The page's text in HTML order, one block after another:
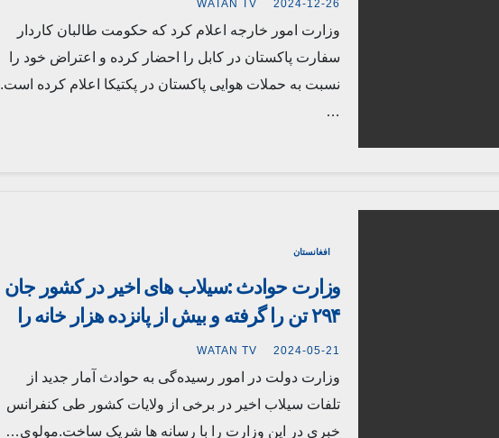
2024-12-26
WATAN TV
وزارت امور خارجه اعلام کرد که حکومت طالبان کاردار
سفارت پاکستان در کابل را احضار کرده و اعتراض خود را
نسبت به حملات هوایی پاکستان در پکتیکا اعلام کرده است.
…
افغانستان
وزارت حوادث :سیلاب های اخیر در کشور جان
۲۹۴ تن را گرفته و بیش از پانزده هزار خانه را
ویران کرده است
2024-05-21
WATAN TV
وزارت دولت در امور‌ رسیده‌گی به حوادث آمار جدید از
تلفات سیلاب اخیر در برخی از ولایات کشور طی کنفرانس
خبری در این وزارت را با رسانه ها شریک ساخت.مولوی…